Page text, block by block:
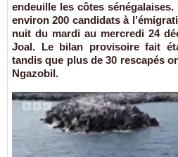
endeuille les côtes
environ 200 candidats à
nuit du mardi au mercredi 24
Joal. Le bilan provisoire fait
tandis que plus de 30 rescapés
Ngazobil.